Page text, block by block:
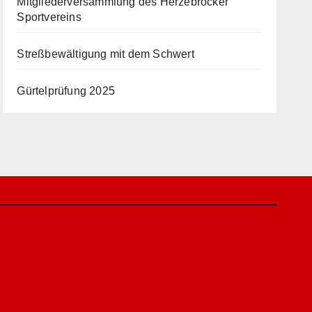
Sportvereins
Streßbewältigung mit dem Schwert
Gürtelprüfung 2025